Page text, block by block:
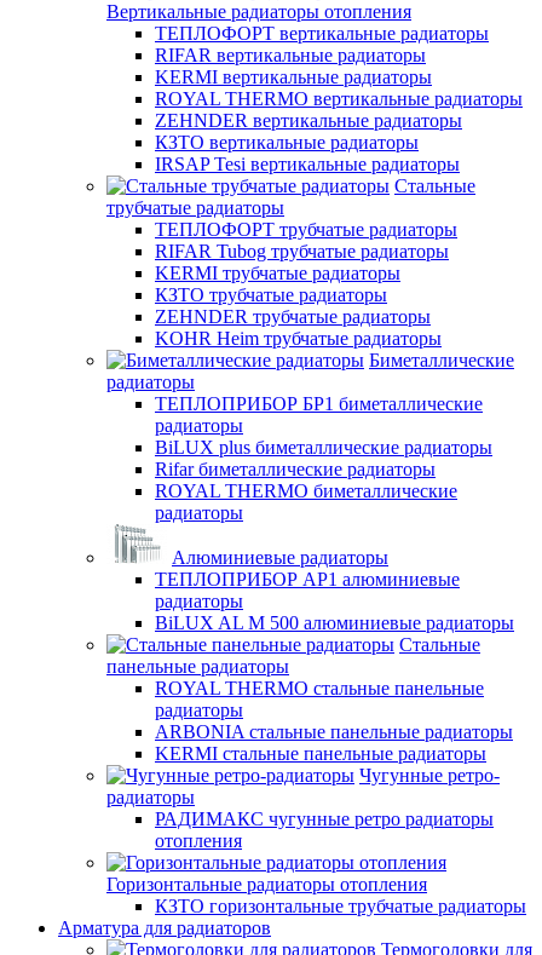
Вертикальные радиаторы отопления
ТЕПЛОФОРТ вертикальные радиаторы
RIFAR вертикальные радиаторы
KERMI вертикальные радиаторы
ROYAL THERMO вертикальные радиаторы
ZEHNDER вертикальные радиаторы
КЗТО вертикальные радиаторы
IRSAP Tesi вертикальные радиаторы
Стальные
трубчатые радиаторы
ТЕПЛОФОРТ трубчатые радиаторы
RIFAR Tubog трубчатые радиаторы
KERMI трубчатые радиаторы
КЗТО трубчатые радиаторы
ZEHNDER трубчатые радиаторы
KOHR Heim трубчатые радиаторы
Биметаллические
радиаторы
ТЕПЛОПРИБОР БР1 биметаллические
радиаторы
BiLUX plus биметаллические радиаторы
Rifar биметаллические радиаторы
ROYAL THERMO биметаллические
радиаторы
Алюминиевые радиаторы
ТЕПЛОПРИБОР АР1 алюминиевые
радиаторы
BiLUX AL M 500 алюминиевые радиаторы
Стальные
панельные радиаторы
ROYAL THERMO стальные панельные
радиаторы
ARBONIA стальные панельные радиаторы
KERMI стальные панельные радиаторы
Чугунные ретро-
радиаторы
РАДИМАКС чугунные ретро радиаторы
отопления
Горизонтальные радиаторы отопления
КЗТО горизонтальные трубчатые радиаторы
Арматура для радиаторов
Термоголовки для